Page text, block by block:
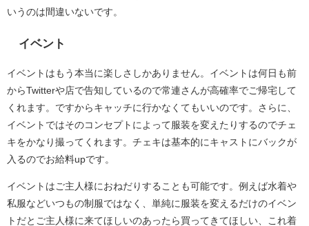
いうのは間違いないです。
イベント
イベントはもう本当に楽しさしかありません。イベントは何日も前
からTwitterや店で告知しているので常連さんが高確率でご帰宅して
くれます。ですからキャッチに行かなくてもいいのです。さらに、
イベントではそのコンセプトによって服装を変えたりするのでチェ
キをかなり撮ってくれます。チェキは基本的にキャストにバックが
入るのでお給料upです。
イベントはご主人様におねだりすることも可能です。例えば水着や
私服などいつもの制服ではなく、単純に服装を変えるだけのイベン
トだとご主人様に来てほしいのあったら買ってきてほしい、これ着